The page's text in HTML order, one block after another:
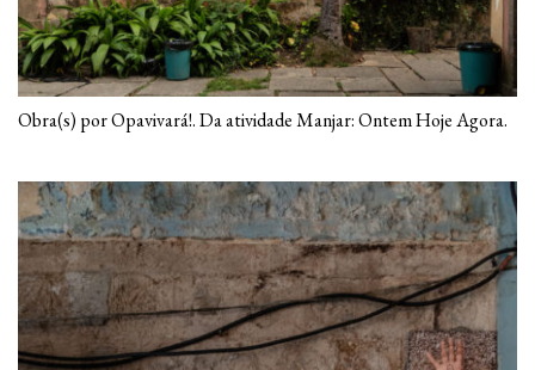
Obra(s) por Opavivará!. Da atividade Manjar: Ontem Hoje Agora.